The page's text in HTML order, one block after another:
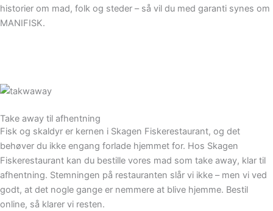
historier om mad, folk og steder – så vil du med garanti synes om
MANIFISK.
Take away til afhentning
Fisk og skaldyr er kernen i Skagen Fiskerestaurant, og det
behøver du ikke engang forlade hjemmet for. Hos Skagen
Fiskerestaurant kan du bestille vores mad som take away, klar til
afhentning. Stemningen på restauranten slår vi ikke – men vi ved
godt, at det nogle gange er nemmere at blive hjemme. Bestil
online, så klarer vi resten.